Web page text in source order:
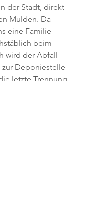
der Stadt, direkt
Mulden. Da
eine Familie
beim
wird der Abfall
zur Deponiestelle
letzte Trennung